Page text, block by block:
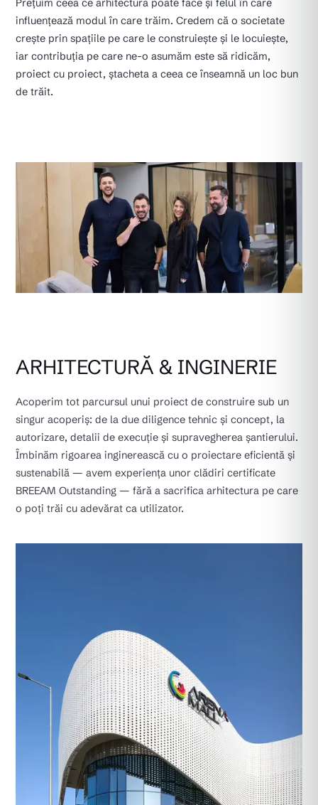
Prețuim ceea ce arhitectura poate face și felul în care
influențează modul în care trăim. Credem că o societate
crește prin spațiile pe care le construiește și le locuiește,
iar contribuția pe care ne-o asumăm este să ridicăm,
proiect cu proiect, ștacheta a ceea ce înseamnă un loc bun
de trăit.
ARHITECTURĂ & INGINERIE
Acoperim tot parcursul unui proiect de construire sub un
singur acoperiș: de la due diligence tehnic și concept, la
autorizare, detalii de execuție și supravegherea șantierului.
Îmbinăm rigoarea inginerească cu o proiectare eficientă și
sustenabilă — avem experiența unor clădiri certificate
BREEAM Outstanding — fără a sacrifica arhitectura pe care
o poți trăi cu adevărat ca utilizator.